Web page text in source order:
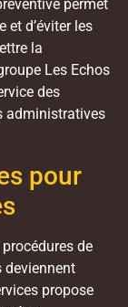
permet
et d’éviter les
la
Les Echos
des
administratives
pour
de
deviennent
propose